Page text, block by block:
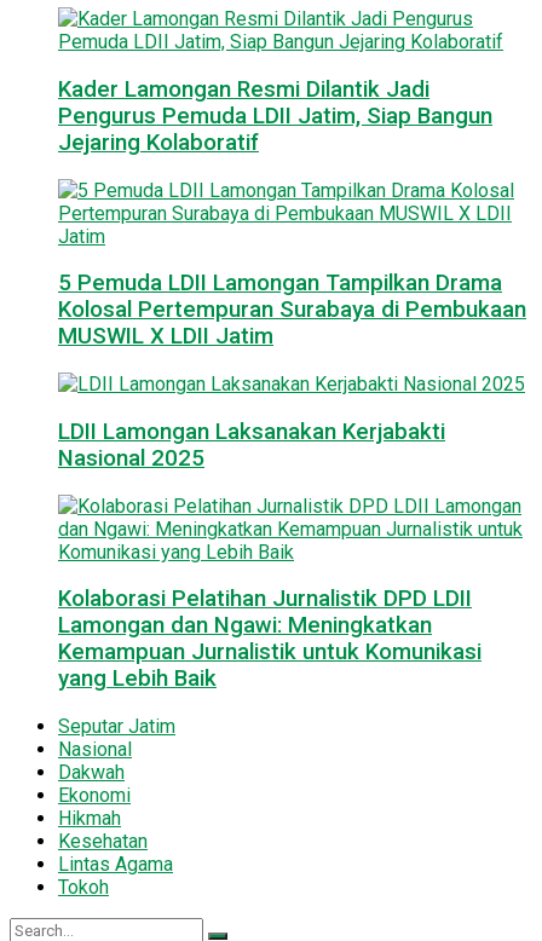
Kader Lamongan Resmi Dilantik Jadi
Pengurus Pemuda LDII Jatim, Siap Bangun
Jejaring Kolaboratif
5 Pemuda LDII Lamongan Tampilkan Drama
Kolosal Pertempuran Surabaya di Pembukaan
MUSWIL X LDII Jatim
LDII Lamongan Laksanakan Kerjabakti
Nasional 2025
Kolaborasi Pelatihan Jurnalistik DPD LDII
Lamongan dan Ngawi: Meningkatkan
Kemampuan Jurnalistik untuk Komunikasi
yang Lebih Baik
Seputar Jatim
Nasional
Dakwah
Ekonomi
Hikmah
Kesehatan
Lintas Agama
Tokoh